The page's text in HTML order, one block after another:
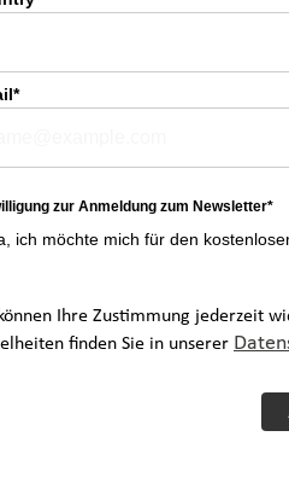
zur Anmeldung zum Newsletter*
ich möchte mich für den
Ihre Zustimmung jederzeit
finden Sie in unserer